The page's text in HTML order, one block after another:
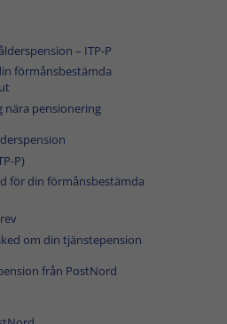
– ITP-P
förmånsbestämda
nära pensionering
P)
för din förmånsbestämda
om din tjänstepension
från PostNord